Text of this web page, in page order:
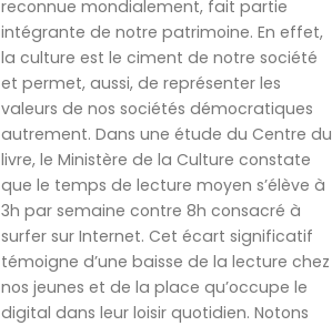
reconnue mondialement, fait partie
intégrante de notre patrimoine. En effet,
la culture est le ciment de notre société
et permet, aussi, de représenter les
valeurs de nos sociétés démocratiques
autrement. Dans une étude du Centre du
livre, le Ministère de la Culture constate
que le temps de lecture moyen s’élève à
3h par semaine contre 8h consacré à
surfer sur Internet. Cet écart significatif
témoigne d’une baisse de la lecture chez
nos jeunes et de la place qu’occupe le
digital dans leur loisir quotidien. Notons